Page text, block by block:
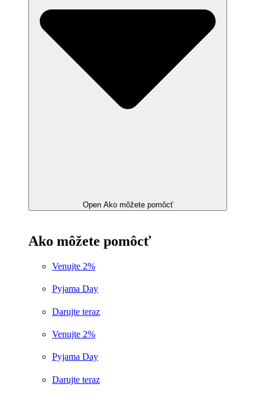
Open Ako môžete pomôcť
Ako môžete pomôcť
Venujte 2%
Pyjama Day
Darujte teraz
Venujte 2%
Pyjama Day
Darujte teraz